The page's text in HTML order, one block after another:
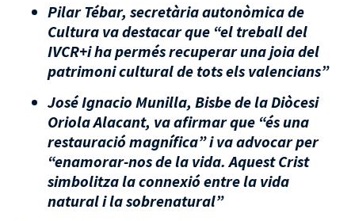
Pilar Tébar, secretària autonòmica de
Cultura va destacar que “el treball del
IVCR+i ha permés recuperar una joia del
patrimoni cultural de tots els valencians”
José Ignacio Munilla, Bisbe de la Diòcesi
Oriola Alacant, va afirmar que “és una
restauració magnífica” i va advocar per
“enamorar-nos de la vida. Aquest Crist
simbolitza la connexió entre la vida
natural i la sobrenatural”